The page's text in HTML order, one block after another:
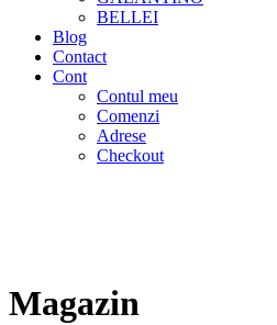
BELLEI
Blog
Contact
Cont
Contul meu
Comenzi
Adrese
Checkout
Magazin